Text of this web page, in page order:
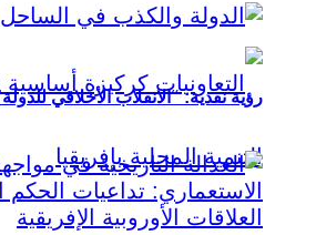
رؤية نقدية: “الانقلاب الأخلاقي